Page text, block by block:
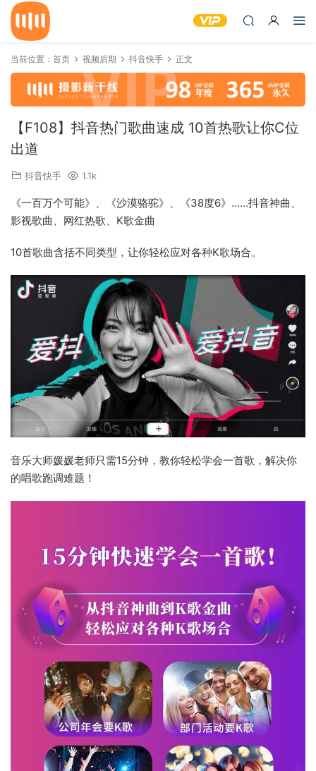
当前位置： 首页 视频后期 抖音快手 正文
【F108】抖音热门歌曲速成 10首热歌让你C位
出道
抖音快手 1.1k
《一百万个可能》、《沙漠骆驼》、《38度6》……抖音神曲、
影视歌曲、网红热歌、K歌金曲
10首歌曲含括不同类型，让你轻松应对各种K歌场合。
音乐大师媛媛老师只需15分钟，教你轻松学会一首歌，解决你
的唱歌跑调难题！